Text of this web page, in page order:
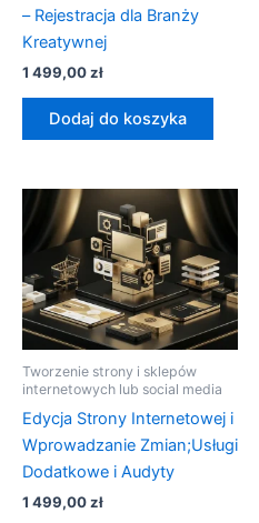
– Rejestracja dla Branży
Kreatywnej
1 499,00zł
Dodaj do koszyka
Tworzenie strony i sklepów
internetowych lub social media
Edycja Strony Internetowej i
Wprowadzanie Zmian;Usługi
Dodatkowe i Audyty
1 499,00zł